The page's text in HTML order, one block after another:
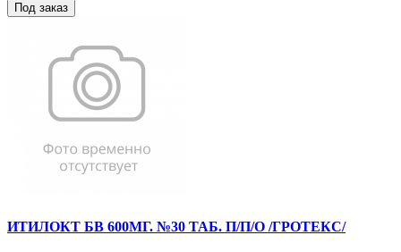
Под заказ
ИТИЛОКТ БВ 600МГ. №30 ТАБ. П/П/О /ГРОТЕКС/